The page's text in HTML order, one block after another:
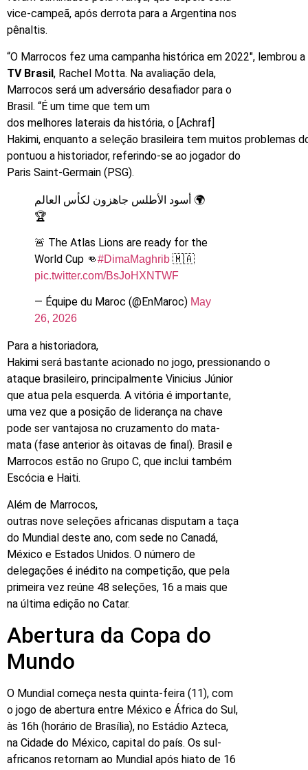
vice-campeã, após derrota para a Argentina nos
pênaltis.
“O Marrocos fez uma campanha histórica em 2022″, lembrou
TV Brasil, Rachel Motta. Na avaliação dela,
Marrocos será um adversário desafiador para o
Brasil. “É um time que tem um
dos melhores laterais da história, o [Achraf]
Hakimi, enquanto a seleção brasileira tem muitos problemas
pontuou a historiador, referindo-se ao jogador do
Paris Saint-Germain (PSG).
أسود الأطلس جاهزون لكأس العالم 🌍
🏆
🚨 The Atlas Lions are ready for the
World Cup 👊#DimaMaghrib 🇲🇦
pic.twitter.com/BsJoHXNTWF
— Équipe du Maroc (@EnMaroc) May
26, 2026
Para a historiadora,
Hakimi será bastante acionado no jogo, pressionando o
ataque brasileiro, principalmente Vinicius Júnior
que atua pela esquerda. A vitória é importante,
uma vez que a posição de liderança na chave
pode ser vantajosa no cruzamento do mata-
mata (fase anterior às oitavas de final). Brasil e
Marrocos estão no Grupo C, que inclui também
Escócia e Haiti.
Além de Marrocos,
outras nove seleções africanas disputam a taça
do Mundial deste ano, com sede no Canadá,
México e Estados Unidos. O número de
delegações é inédito na competição, que pela
primeira vez reúne 48 seleções, 16 a mais que
na última edição no Catar.
Abertura da Copa do
Mundo
O Mundial começa nesta quinta-feira (11), com
o jogo de abertura entre México e África do Sul,
às 16h (horário de Brasília), no Estádio Azteca,
na Cidade do México, capital do país. Os sul-
africanos retornam ao Mundial após hiato de 16